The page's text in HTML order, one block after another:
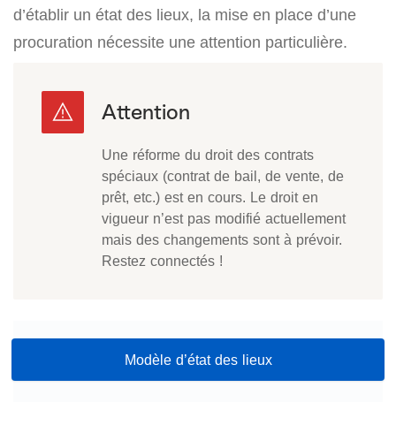
d’établir un état des lieux, la mise en place d’une
procuration nécessite une attention particulière.
Une réforme du droit des contrats
spéciaux (contrat de bail, de vente, de
prêt, etc.) est en cours. Le droit en
vigueur n’est pas modifié actuellement
mais des changements sont à prévoir.
Restez connectés !
Modèle d’état des lieux